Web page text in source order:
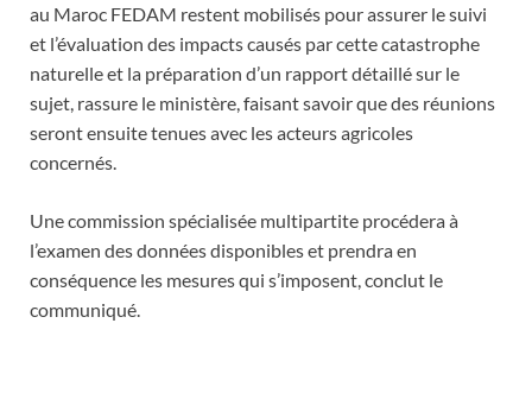
au Maroc FEDAM restent mobilisés pour assurer le suivi
et l’évaluation des impacts causés par cette catastrophe
naturelle et la préparation d’un rapport détaillé sur le
sujet, rassure le ministère, faisant savoir que des réunions
seront ensuite tenues avec les acteurs agricoles
concernés.
Une commission spécialisée multipartite procédera à
l’examen des données disponibles et prendra en
conséquence les mesures qui s’imposent, conclut le
communiqué.